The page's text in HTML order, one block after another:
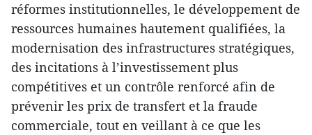
réformes institutionnelles, le développement de
ressources humaines hautement qualifiées, la
modernisation des infrastructures stratégiques,
des incitations à l’investissement plus
compétitives et un contrôle renforcé afin de
prévenir les prix de transfert et la fraude
commerciale, tout en veillant à ce que les